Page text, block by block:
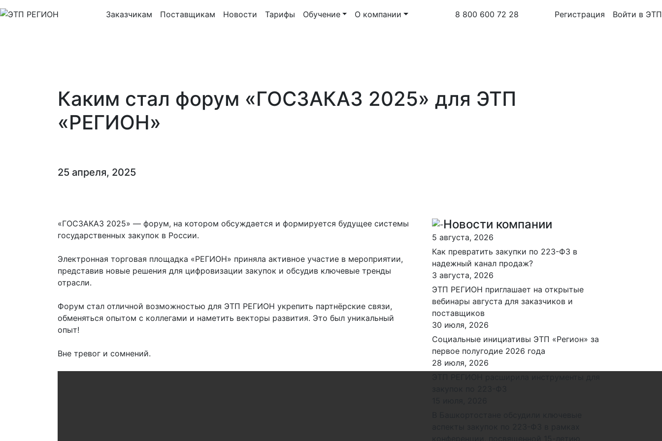
Заказчикам Поставщикам Новости Тарифы Обучение О компании 8 800 600 72 28 Регистрация Войти в ЭТП
Каким стал форум «ГОСЗАКАЗ 2025» для ЭТП
«РЕГИОН»
25 апреля, 2025
«ГОСЗАКАЗ 2025» — форум, на котором обсуждается и формируется будущее системы
государственных закупок в России.
Электронная торговая площадка «РЕГИОН» приняла активное участие в мероприятии,
представив новые решения для цифровизации закупок и обсудив ключевые тренды
отрасли.
Форум стал отличной возможностью для ЭТП РЕГИОН укрепить партнёрские связи,
обменяться опытом с коллегами и наметить векторы развития. Это был уникальный
опыт!
Вне тревог и сомнений.
Новости компании
5 августа, 2026
Как превратить закупки по 223-ФЗ в
надежный канал продаж?
3 августа, 2026
ЭТП РЕГИОН приглашает на открытые
вебинары августа для заказчиков и
поставщиков
30 июля, 2026
Социальные инициативы ЭТП «Регион» за
первое полугодие 2026 года
28 июля, 2026